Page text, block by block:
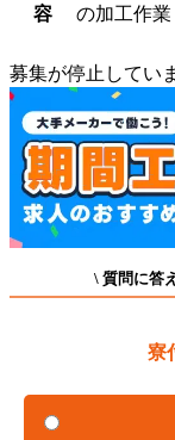
容
の加工作業
募集が停止してい
\ 質問に答
寮